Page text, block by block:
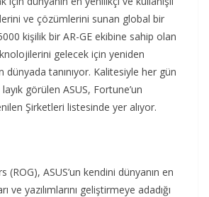
ve çözümlerini sunan global bir
kişilik bir AR-GE ekibine sahip olan
gelecek için yeniden
dünyada tanınıyor. Kalitesiyle her gün
görülen ASUS, Fortune’un
Şirketleri listesinde yer alıyor.
(ROG), ASUS’un kendini dünyanın en
ve yazılımlarını geliştirmeye adadığı